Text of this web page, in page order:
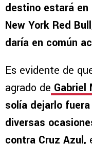
destino estará en
New York Red
daría en común
Es evidente de
agrado de Gabriel
solía dejarlo
diversas
contra Cruz Azul,